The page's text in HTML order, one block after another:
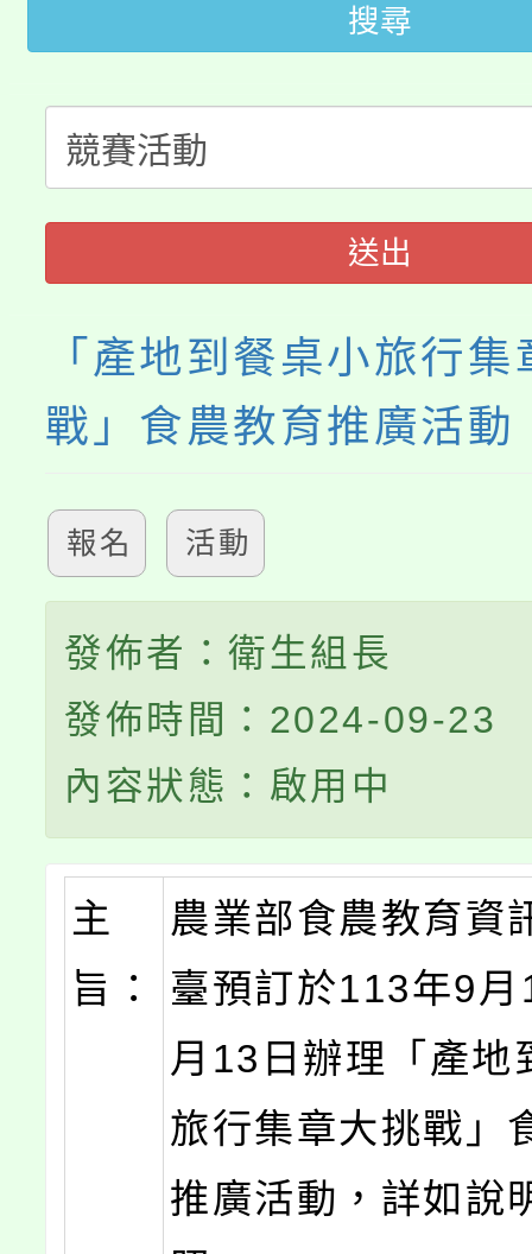
視費優惠，中低收入戶
半價優惠，詳情可洽有
者。
大園自造教育及科技
份教師研習
淨零綠生活教案入校路
115年食農教育專業人
搜尋
送出
「產地到餐桌小旅行
戰」食農教育推廣活動
報名 活動
發佈者：衛生組長
發佈時間：2024-09-23
內容狀態：啟用中
主
旨：
農業部食農教育資
臺預訂於113年9
月13日辦理「產地
旅行集章大挑戰」
推廣活動，詳如說